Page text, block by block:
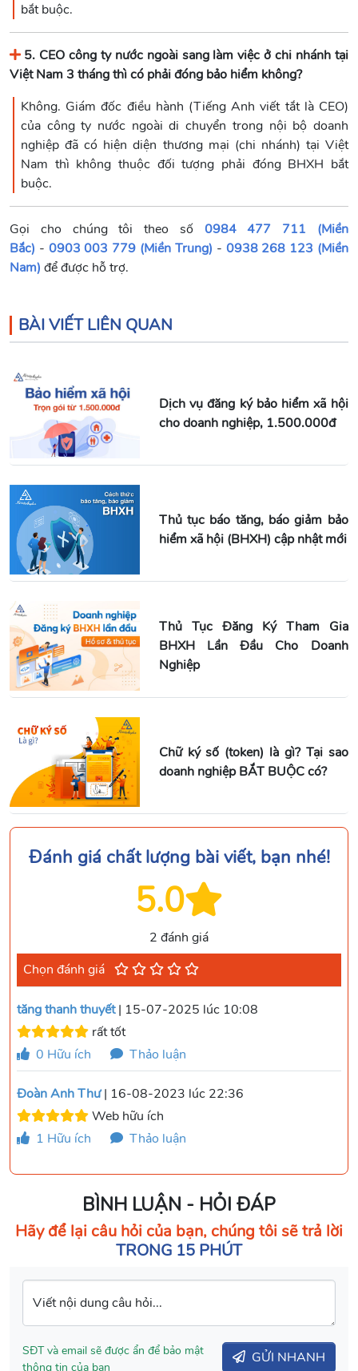
bắt buộc.
5. CEO công ty nước ngoài sang làm việc ở chi nhánh tại
Việt Nam 3 tháng thì có phải đóng bảo hiểm không?
Không. Giám đốc điều hành (Tiếng Anh viết tắt là CEO)
của công ty nước ngoài di chuyển trong nội bộ doanh
nghiệp đã có hiện diện thương mại (chi nhánh) tại Việt
Nam thì không thuộc đối tượng phải đóng BHXH bắt
buộc.
Gọi cho chúng tôi theo số 0984 477 711 (Miền
Bắc) - 0903 003 779 (Miền Trung) - 0938 268 123 (Miền
Nam) để được hỗ trợ.
BÀI VIẾT LIÊN QUAN
Dịch vụ đăng ký bảo hiểm xã hội
cho doanh nghiệp, 1.500.000đ
Thủ tục báo tăng, báo giảm bảo
hiểm xã hội (BHXH) cập nhật mới
Thủ Tục Đăng Ký Tham Gia
BHXH Lần Đầu Cho Doanh
Nghiệp
Chữ ký số (token) là gì? Tại sao
doanh nghiệp BẮT BUỘC có?
Đánh giá chất lượng bài viết, bạn nhé!
5.0
2 đánh giá
Chọn đánh giá
tăng thanh thuyết| 15-07-2025 lúc 10:08
rất tốt
0 Hữu ích Thảo luận
Đoàn Anh Thư| 16-08-2023 lúc 22:36
Web hữu ích
1 Hữu ích Thảo luận
BÌNH LUẬN - HỎI ĐÁP
Hãy để lại câu hỏi của bạn, chúng tôi sẽ trả lời
TRONG 15 PHÚT
Viết nội dung câu hỏi...
SĐT và email sẽ được ẩn để bảo mật
thông tin của bạn
GỬI NHANH